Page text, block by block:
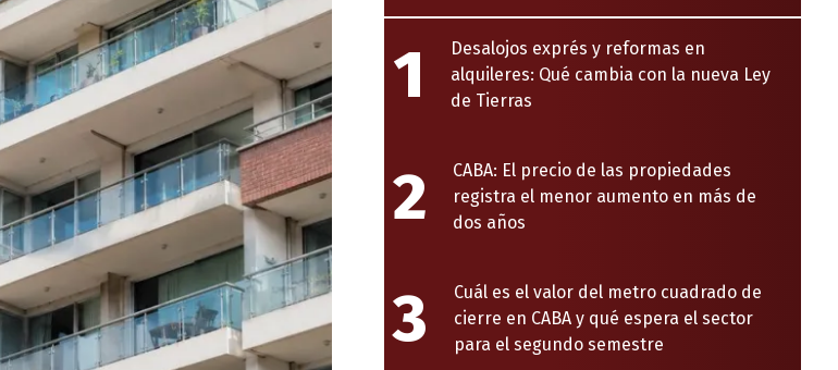
1
Desalojos exprés y reformas en
alquileres: Qué cambia con la nueva Ley
de Tierras
2
CABA: El precio de las propiedades
registra el menor aumento en más de
dos años
3
Cuál es el valor del metro cuadrado de
cierre en CABA y qué espera el sector
para el segundo semestre